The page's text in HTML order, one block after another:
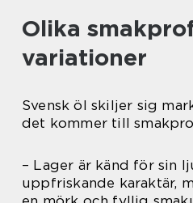
Olika
variationer
Svensk öl skiljer sig
det kommer till
– Lager är känd för sin
uppfriskande karaktär,